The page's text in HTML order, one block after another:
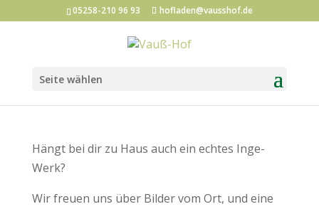
05258-210 96 93 hofladen@vausshof.de
Seite wählen
Hängt bei dir zu Haus auch ein echtes Inge-
Werk?
Wir freuen uns über Bilder vom Ort, und eine